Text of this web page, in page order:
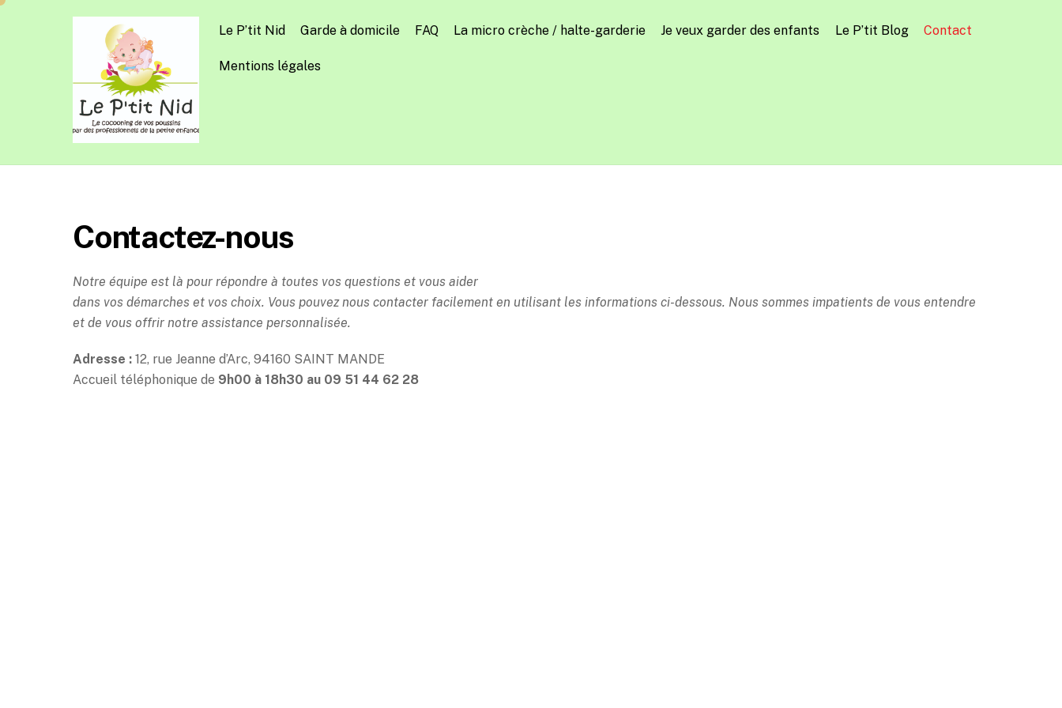
Skip
Le P’tit Nid Garde à domicile FAQ La micro crèche / halte-garderie Je veux garder des enfants Le P’tit Blog Contact
Mentions légales
Contactez-nous
Notre équipe est là pour répondre à toutes vos questions et vous aider
dans vos démarches et vos choix. Vous pouvez nous contacter facilement en utilisant les informations ci-dessous. Nous sommes impatients de vous entendre
et de vous offrir notre assistance personnalisée.
Adresse : 12, rue Jeanne d’Arc, 94160 SAINT MANDE
Accueil téléphonique de 9h00 à 18h30 au 09 51 44 62 28